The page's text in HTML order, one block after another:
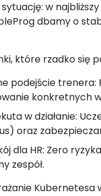
w
dbamy o
które rzadko się
podejście trenera:
konkretnych
w działanie:
oraz
dla HR: Zero
zespół.